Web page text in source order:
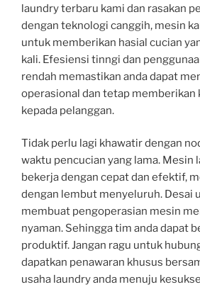
laundry terbaru kami dan rasakan
dengan teknologi canggih, mesin
untuk memberikan hasial cucian
kali. Efesiensi tinngi dan
rendah memastikan anda dapat
operasional dan tetap memberikan
kepada pelanggan.
Tidak perlu lagi khawatir dengan
waktu pencucian yang lama. Mesin
bekerja dengan cepat dan efektif,
dengan lembut menyeluruh. Desai
membuat pengoperasian mesin
nyaman. Sehingga tim anda dapat
produktif. Jangan ragu untuk
dapatkan penawaran khusus
usaha laundry anda menuju